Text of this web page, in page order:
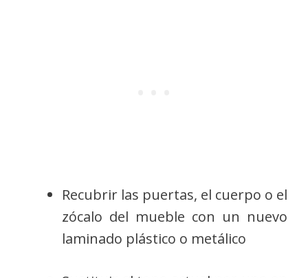
Recubrir las puertas, el cuerpo o el
zócalo del mueble con un nuevo
laminado plástico o metálico